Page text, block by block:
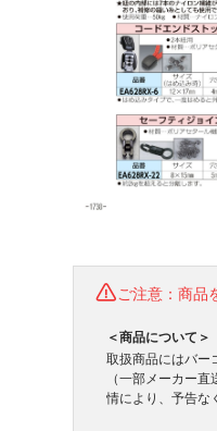
ご注意：商品
＜商品について＞
取扱商品にはバー
（一部メーカー
情により、予告な